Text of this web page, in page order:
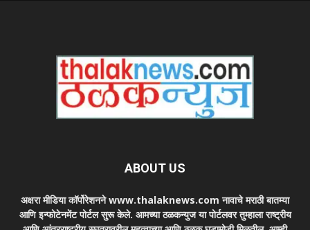
ABOUT US
अक्षरा मीडिया कॉर्पोरेशनने www.thalaknews.com नावाचे मराठी बातम्या
आणि इन्फोटेनमेंट पोर्टल सुरू केले. आमच्या ठळकन्युज या पोर्टलवर तुम्हाला राष्ट्रीय